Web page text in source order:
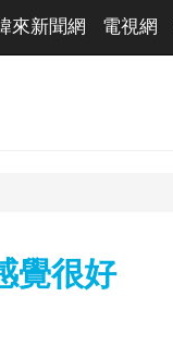
來新聞網 電視網
覺很好